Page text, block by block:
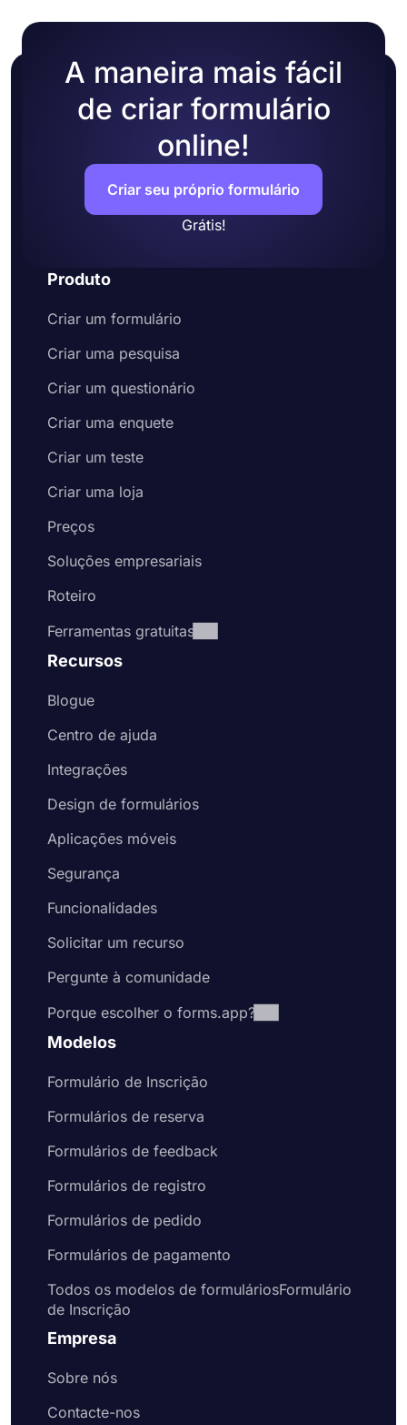
A maneira mais fácil
de criar formulário
online!
Criar seu próprio formulário
Grátis!
Produto
Criar um formulário
Criar uma pesquisa
Criar um questionário
Criar uma enquete
Criar um teste
Criar uma loja
Preços
Soluções empresariais
Roteiro
Ferramentas gratuitas
Recursos
Blogue
Centro de ajuda
Integrações
Design de formulários
Aplicações móveis
Segurança
Funcionalidades
Solicitar um recurso
Pergunte à comunidade
Porque escolher o forms.app?
Modelos
Formulário de Inscrição
Formulários de reserva
Formulários de feedback
Formulários de registro
Formulários de pedido
Formulários de pagamento
Todos os modelos de formuláriosFormulário
de Inscrição
Empresa
Sobre nós
Contacte-nos